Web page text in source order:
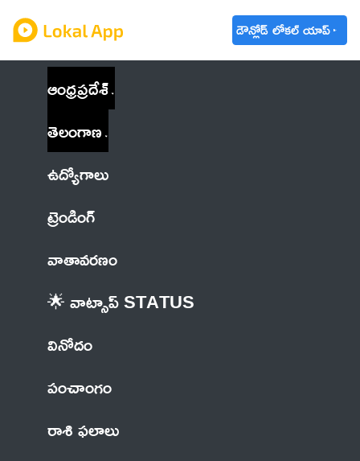
డౌన్లోడ్ లోకల్ యాప్
ఆంధ్రప్రదేశ్
తెలంగాణ
ఉద్యోగాలు
ట్రెండింగ్
వాతావరణం
🌟 వాట్సాప్ STATUS
వినోదం
పంచాంగం
రాశి ఫలాలు